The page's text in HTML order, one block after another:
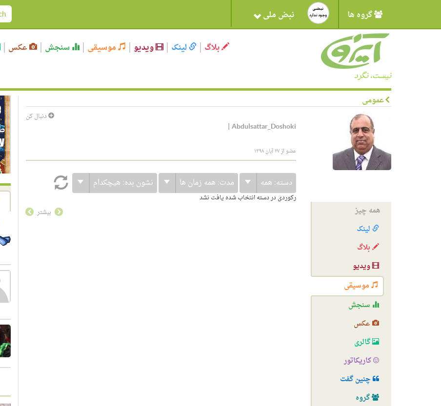
گروه ها نبض ملی
نیست، نگرد
بلاگ لینک ویدیو موسیقی سنجش عکس
عمومی
همه چیز
لینک
بلاگ
ویدیو
موسیقی
سنجش
عکس
گالری
کاریکاتور
چنین گفت
گروه
دنبال کن
Abdulsattar_Doshoki
|
عضو از ۲۷ آبان ۱۳۹۸
دسته: همه مدت: همه زمان ها نشون بده: هیچکدام
رکوردی در دسته انتخاب شده یافت نشد
بیشتر